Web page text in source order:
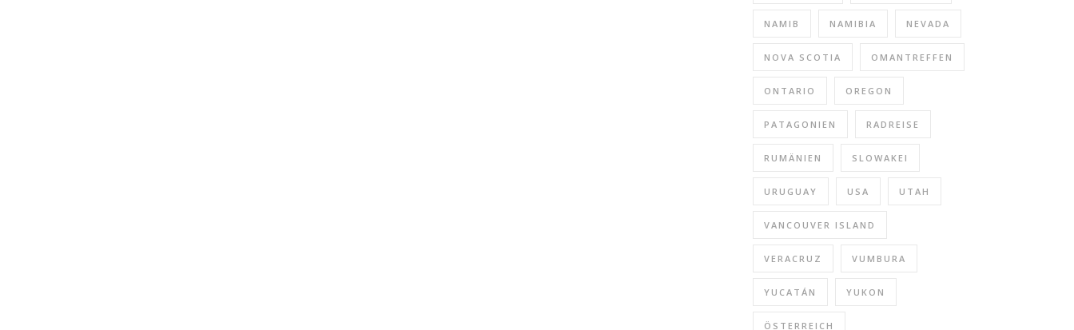
NAMIB NAMIBIA NEVADA
NOVA SCOTIA OMANTREFFEN
ONTARIO OREGON
PATAGONIEN RADREISE
RUMÄNIEN SLOWAKEI
URUGUAY USA UTAH
VANCOUVER ISLAND
VERACRUZ VUMBURA
YUCATÁN YUKON
ÖSTERREICH